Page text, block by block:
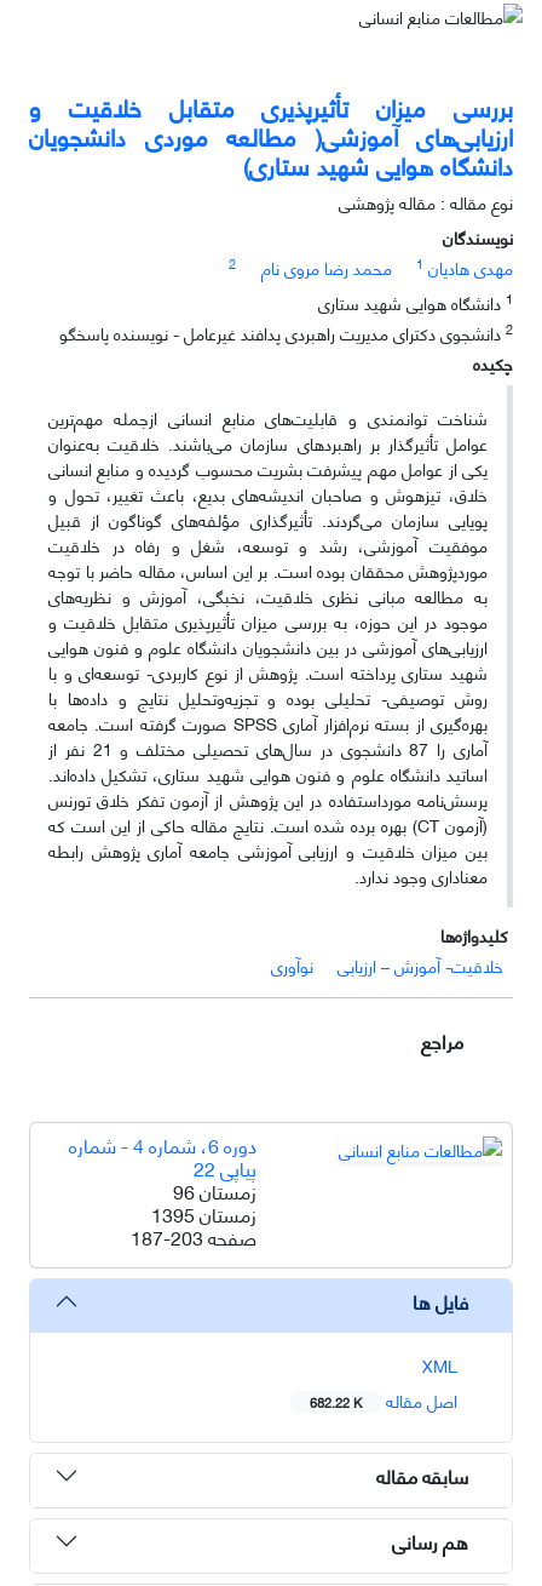
بررسی میزان تأثیرپذیری متقابل خلاقیت و
ارزیابی‌های آموزشی( مطالعه موردی دانشجویان
دانشگاه هوایی شهید ستاری)
نوع مقاله : مقاله پژوهشی
نویسندگان
مهدی هادیان 1 محمد رضا مروی نام
2
1 دانشگاه هوایی شهید ستاری
2 دانشجوی دکترای مدیریت راهبردی پدافند غیرعامل - نویسنده پاسخگو
چکیده
شناخت توانمندی و قابلیت‌های منابع انسانی ازجمله مهم‌ترین
عوامل تأثیرگذار بر راهبردهای سازمان می‌باشند. خلاقیت به‌عنوان
یکی از عوامل مهم پیشرفت بشریت محسوب گردیده و منابع انسانی
خلاق، تیزهوش و صاحبان اندیشه‌های بدیع، باعث تغییر، تحول و
پویایی سازمان می‌گردند. تأثیرگذاری مؤلفه‌های گوناگون از قبیل
موفقیت آموزشی، رشد و توسعه، شغل و رفاه در خلاقیت
موردپژوهش محققان بوده است. بر این اساس، مقاله حاضر با توجه
به مطالعه مبانی نظری خلاقیت، نخبگی، آموزش و نظریه‌های
موجود در این حوزه، به بررسی میزان تأثیرپذیری متقابل خلاقیت و
ارزیابی‌های آموزشی در بین دانشجویان دانشگاه علوم و فنون هوایی
شهید ستاری پرداخته است. پژوهش از نوع کاربردی- توسعه‌ای و با
روش توصیفی- تحلیلی بوده و تجزیه‌وتحلیل نتایج و داده‌ها با
بهره‌گیری از بسته نرم‌افزار آماری SPSS صورت گرفته است. جامعه
آماری را 87 دانشجوی در سال‌های تحصیلی مختلف و 21 نفر از
اساتید دانشگاه علوم و فنون هوایی شهید ستاری، تشکیل داده‌اند.
پرسش‌نامه مورداستفاده در این پژوهش از آزمون تفکر خلاق تورنس
(آزمون CT) بهره برده شده است. نتایج مقاله حاکی از این است که
بین میزان خلاقیت و ارزیابی آموزشی جامعه آماری پژوهش رابطه
معناداری وجود ندارد.
کلیدواژه‌ها
خلاقیت- آموزش – ارزیابی
نوآوری
مراجع
دوره 6، شماره 4 - شماره
پیاپی 22
زمستان 96
زمستان 1395
صفحه187-203
فایل ها
XML
اصل مقاله
682.22 K
سابقه مقاله
هم رسانی